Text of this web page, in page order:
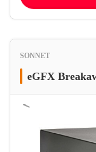
SONNET
eGFX
＜